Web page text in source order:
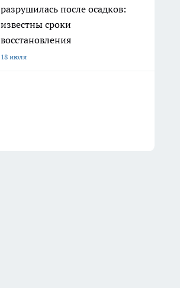
разрушилась после осадков:
известны сроки
восстановления
18 июля